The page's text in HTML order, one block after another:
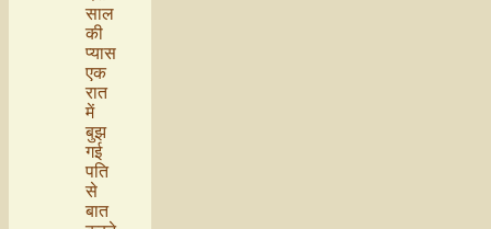
साल
की
प्यास
एक
रात
में
बुझ
गई
पति
से
बात